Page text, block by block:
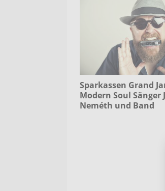
Sparkassen Grand
Modern Soul Sänger
Neméth und Band